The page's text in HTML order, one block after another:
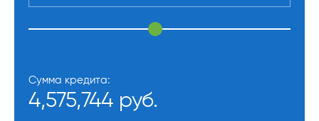
Сумма кредита:
4,575,744 руб.